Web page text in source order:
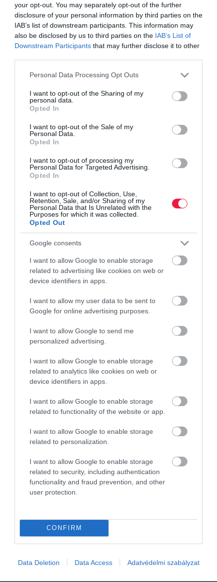
your opt-out. You may separately opt-out of the further
disclosure of your personal information by third parties on the
IAB’s list of downstream participants. This information may
also be disclosed by us to third parties on the IAB’s List of
Downstream Participants that may further disclose it to other
Please note that this website/app uses one or more Google
not limited to your visit or usage behaviour. You may click to
grant or deny consent to Google and its third-party tags to
use your data for below specified purposes in below Google
consent section.
Personal Data Processing Opt Outs
I want to opt-out of the Sharing of my
personal data.
Opted In
I want to opt-out of the Sale of my
Personal Data.
Opted In
I want to opt-out of processing my
Personal Data for Targeted Advertising.
Opted In
I want to opt-out of Collection, Use,
Retention, Sale, and/or Sharing of my
Personal Data that Is Unrelated with the
Purposes for which it was collected.
Opted Out
Google consents
I want to allow Google to enable storage
related to advertising like cookies on web or
device identifiers in apps.
I want to allow my user data to be sent to
Google for online advertising purposes.
I want to allow Google to send me
personalized advertising.
I want to allow Google to enable storage
related to analytics like cookies on web or
device identifiers in apps.
I want to allow Google to enable storage
related to functionality of the website or app.
I want to allow Google to enable storage
related to personalization.
I want to allow Google to enable storage
related to security, including authentication
functionality and fraud prevention, and other
user protection.
CONFIRM
Data Deletion Data Access Adatvédelmi szabályzat
Bajok vannak a fiatal brit felnőttek mentális
egészségével
lévő britek nagyobb valószínűséggel nem dolgoznak betegség
következtében, mint a negyvenes éveikben járók. Ráadásul a fiatal
felnőttek…
Stresszelnek a háborús hírek? 4 módszer, hogy
lehiggadj
Ukrajnában háború dúl. Bár sokak életét közvetlenül nem